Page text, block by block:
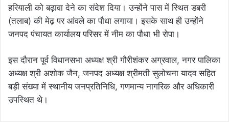
हरियाली को बढ़ावा देने का संदेश दिया। उन्होंने पास में स्थित डबरी
(तलाब) की मेढ़ पर आंवले का पौधा लगाया। इसके साथ ही उन्होंने
जनपद पंचायत कार्यालय परिसर में नीम का पौधा भी रोपा।
इस दौरान पूर्व विधानसभा अध्यक्ष श्री गौरीशंकर अग्रवाल, नगर पालिका
अध्यक्ष श्री अशोक जैन, जनपद अध्यक्ष श्रीमती सुलोचना यादव सहित
बड़ी संख्या में स्थानीय जनप्रतिनिधि, गणमान्य नागरिक और अधिकारी
उपस्थित थे।